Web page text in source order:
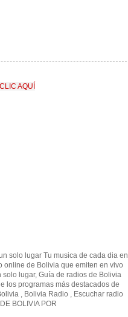
AQUÍ
solo lugar Tu musica de cada dia en
online de Bolivia que emiten en vivo
lugar, Guía de radios de Bolivia
los programas más destacados de
, Bolivia Radio , Escuchar radio
BOLIVIA POR